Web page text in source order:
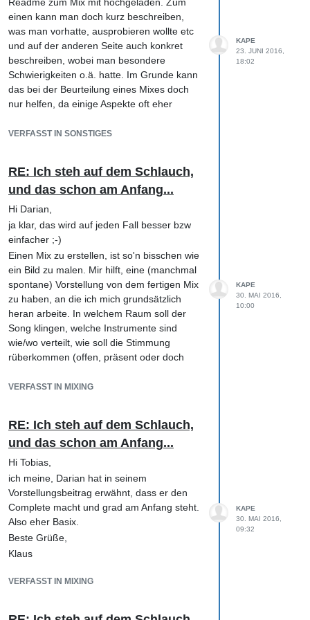
Kurzem gab's dann doch einen Bugfix für
das angeblich neue Problem, das Microsoft
in die Schuhe geschoben wurde).
Die Ressourcen-Verwaltung in Studio One
ist in den letzten (Windows-)Versionen
immer schlechter geworden, so dass ich
befürchte, dass Presonus das nicht mehr in
den Griff bekommt, wenn wie in letzter Zeit
S1 sein wird.
Beste Grüße,
Klaus
einen kann man doch kurz beschreiben,
was man vorhatte, ausprobieren wollte etc
und auf der anderen Seite auch konkret
beschreiben, wobei man besondere
Schwierigkeiten o.ä. hatte. Im Grunde kann
das bei der Beurteilung eines Mixes doch
nur helfen, da einige Aspekte oft eher
manches nicht so prall umsetzen konnte,
wie man das dann erreichen kann.
Die Rückmeldungen haben bei mir ganz
selten auch mal etwas länger gedauert.
Beste Grüße und viel Erfolg!
VERFASST IN SONSTIGES
KAPE
23. JUNI 2016,
18:02
RE: Ich steh auf dem Schlauch,
und das schon am Anfang...
Hi Darian,
ja klar, das wird auf jeden Fall besser bzw
einfacher ;-)
Einen Mix zu erstellen, ist so'n bisschen wie
ein Bild zu malen. Mir hilft, eine (manchmal
spontane) Vorstellung von dem fertigen Mix
zu haben, an die ich mich grundsätzlich
heran arbeite. In welchem Raum soll der
Song klingen, welche Instrumente sind
wie/wo verteilt, wie soll die Stimmung
rüberkommen (offen, präsent oder doch
Dadurch ergibt sich oft schon ganz grobes
erstes mehr oder weniger grob mische. Aber
das sind dann immer schon gewisse
Eckpfeiler und die restlichen
Spuren/Instrumente lassen sich dann viel
einfacher 'drumherum' einfügen.
Das Ganze lebt aber und kann sich im
Verlauf durchaus ändern oder als nicht so
passend herausstellen.
Das alles wird mit der Zeit einfacher, aber
ja an sich eine gewisse kreative Arbeit ist
VERFASST IN MIXING
KAPE
30. MAI 2016,
10:00
RE: Ich steh auf dem Schlauch,
und das schon am Anfang...
Hi Tobias,
ich meine, Darian hat in seinem
Vorstellungsbeitrag erwähnt, dass er den
Complete macht und grad am Anfang steht.
Also eher Basix.
Beste Grüße,
Klaus
VERFASST IN MIXING
KAPE
30. MAI 2016,
09:32